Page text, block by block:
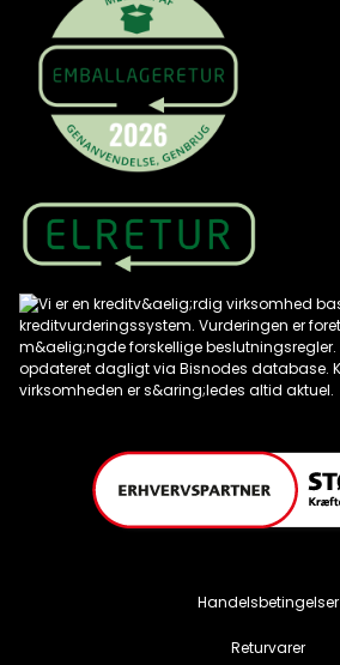
Handelsbetingelser
Returvarer